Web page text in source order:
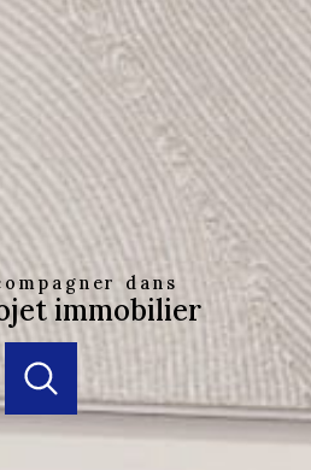
dans
immobilier